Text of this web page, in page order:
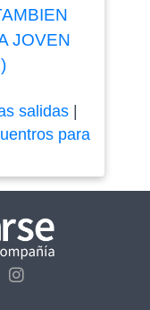
JOVEN
salidas|
para